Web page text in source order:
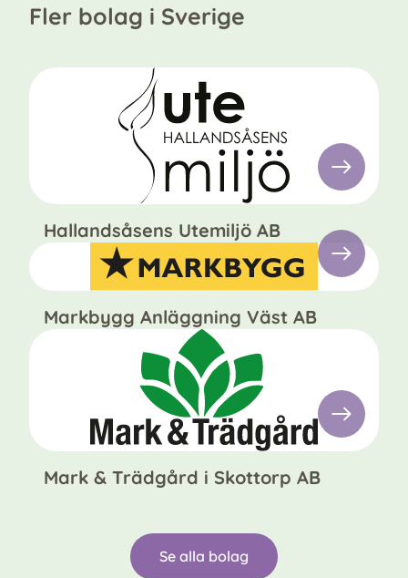
Fler bolag i Sverige
Hallandsåsens Utemiljö AB
Markbygg Anläggning Väst AB
Mark & Trädgård i Skottorp AB
Se alla bolag